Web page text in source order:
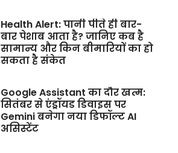
Health Alert: पानी पीते ही बार-
बार पेशाब आता है? जानिए कब है
सामान्य और किन बीमारियों का हो
सकता है संकेत
Google Assistant का दौर खत्म:
सितंबर से एंड्रॉयड डिवाइस पर
Gemini बनेगा नया डिफॉल्ट AI
असिस्टेंट